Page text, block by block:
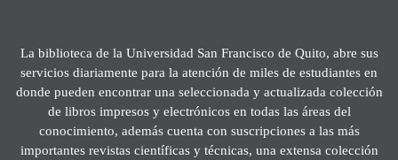
La biblioteca de la Universidad San Francisco de Quito, abre sus
servicios diariamente para la atención de miles de estudiantes en
donde pueden encontrar una seleccionada y actualizada colección
de libros impresos y electrónicos en todas las áreas del
conocimiento, además cuenta con suscripciones a las más
importantes revistas científicas y técnicas, una extensa colección